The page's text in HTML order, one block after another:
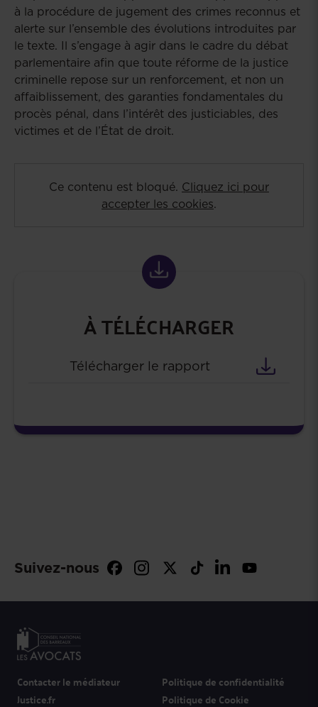
à la procédure de jugement des crimes reconnus et
alerte sur l’ensemble des évolutions introduites par
le texte. Il s’engage à agir dans le cadre du débat
parlementaire afin que toute réforme de la justice
criminelle repose sur un renforcement, et non un
affaiblissement, des garanties fondamentales du
procès pénal, dans l’intérêt des justiciables, des
victimes et de l’État de droit.
Ce contenu est bloqué. Cliquez ici pour
accepter les cookies.
À TÉLÉCHARGER
Télécharger le rapport
Suivez-nous
Contacter le médiateur
Justice.fr
Politique de confidentialité
Politique de Cookie